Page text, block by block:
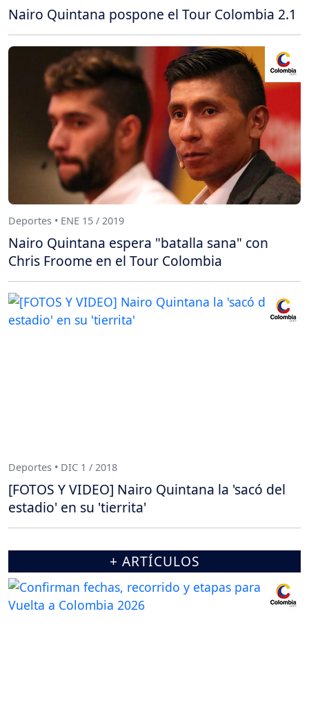
Nairo Quintana pospone el Tour Colombia 2.1
Deportes • ENE 15 / 2019
Nairo Quintana espera "batalla sana" con
Chris Froome en el Tour Colombia
Deportes • DIC 1 / 2018
[FOTOS Y VIDEO] Nairo Quintana la 'sacó del
estadio' en su 'tierrita'
+ ARTÍCULOS